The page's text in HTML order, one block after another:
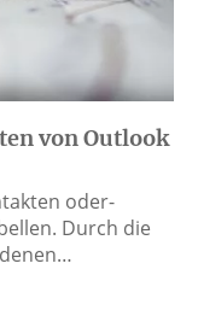
von Outlook
oder-
Durch die